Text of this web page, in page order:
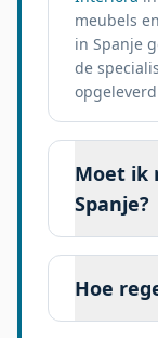
meubels
in Spanje
de
Moet ik
Spanje?
Hoe